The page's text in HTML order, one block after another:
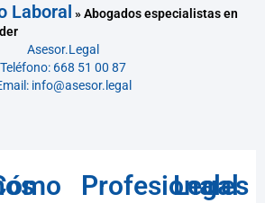
Laboral »Abogados especialistas en
Asesor.Legal
Teléfono: 668 51 00 87
info@asesor.legal
Profesionales
Legal